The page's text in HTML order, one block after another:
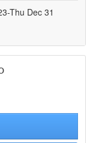
Thu Dec 31